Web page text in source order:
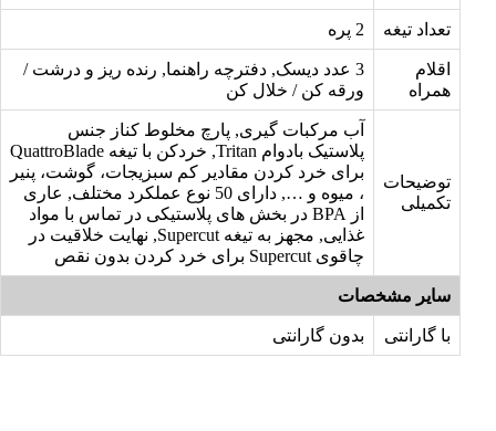
تعداد تیغه
اقلام
همراه
3 عدد دیسک, دفترچه راهنما, رنده ریز و درشت /
ورقه کن / خلال کن
توضیحات
تکمیلی
آب مرکبات گیری, پارچ مخلوط کناز جنس
پلاستیک بادوام Tritan, خردکن با تیغه QuattroBlade
برای خرد کردن مقادیر کم سبزیجات، گوشت، پنیر
، میوه و …, دارای 50 نوع عملکرد مختلف, عاری
از BPA در بخش های پلاستیکی در تماس با مواد
غذایی, مجهز به تیغه Supercut, نهایت خلاقیت در
چاقوی Supercut برای خرد کردن بدون نقص
سایر مشخصات
با گارانتی بدون گارانتی